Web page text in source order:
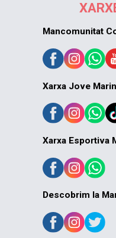
Mancomunitat
Xarxa Jove
Xarxa Esportiva
Descobrim la